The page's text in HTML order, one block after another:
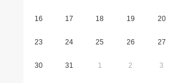
16 17 18 19 20
23 24 25 26 27
30 31 1 2 3